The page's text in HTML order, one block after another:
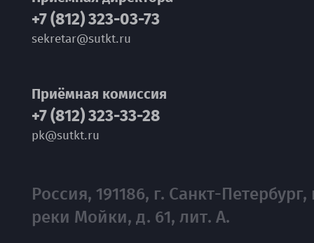
+7 (812) 323-03-73
sekretar@sutkt.ru
Приёмная комиссия
+7 (812) 323-33-28
pk@sutkt.ru
Россия, 191186, г. Санкт-Петербург,
реки Мойки, д. 61, лит. А.